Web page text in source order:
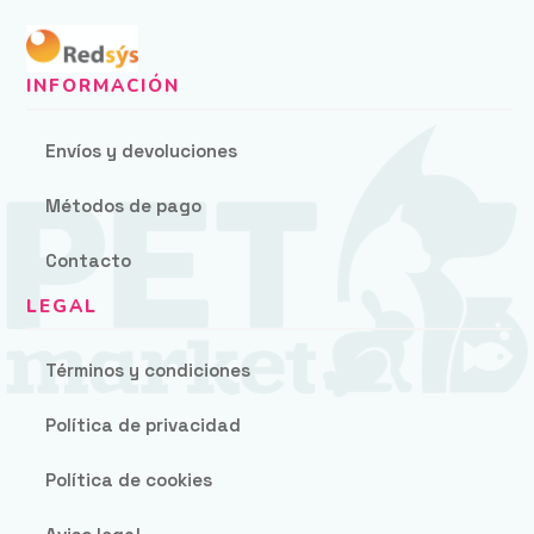
Envíos y devoluciones
Métodos de pago
Contacto
Términos y condiciones
Política de privacidad
Política de cookies